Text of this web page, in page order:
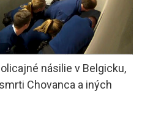
násilie v Belgicku,
Chovanca a iných